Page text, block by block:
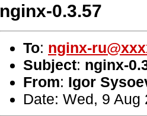
nginx-0.3.57
To: nginx-
Subject: nginx-
From: Igor
Date: Wed, 9